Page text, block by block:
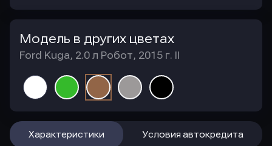
Модель в других цветах
Ford Kuga, 2.0 л Робот, 2015 г. II
Характеристики Условия автокредита